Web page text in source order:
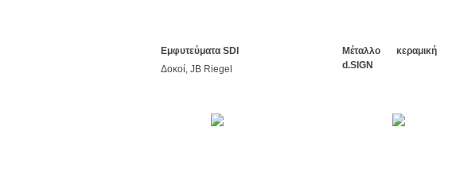
Εμφυτεύματα SDI
Δοκοί, JB Riegel
Μέταλλο κεραμική
d.SIGN